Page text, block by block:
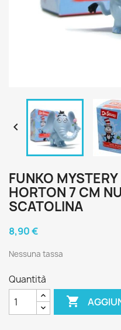

FUNKO
HORTON 7 CM
SCATOLINA
8,90 €
Nessuna tassa
Quantità
